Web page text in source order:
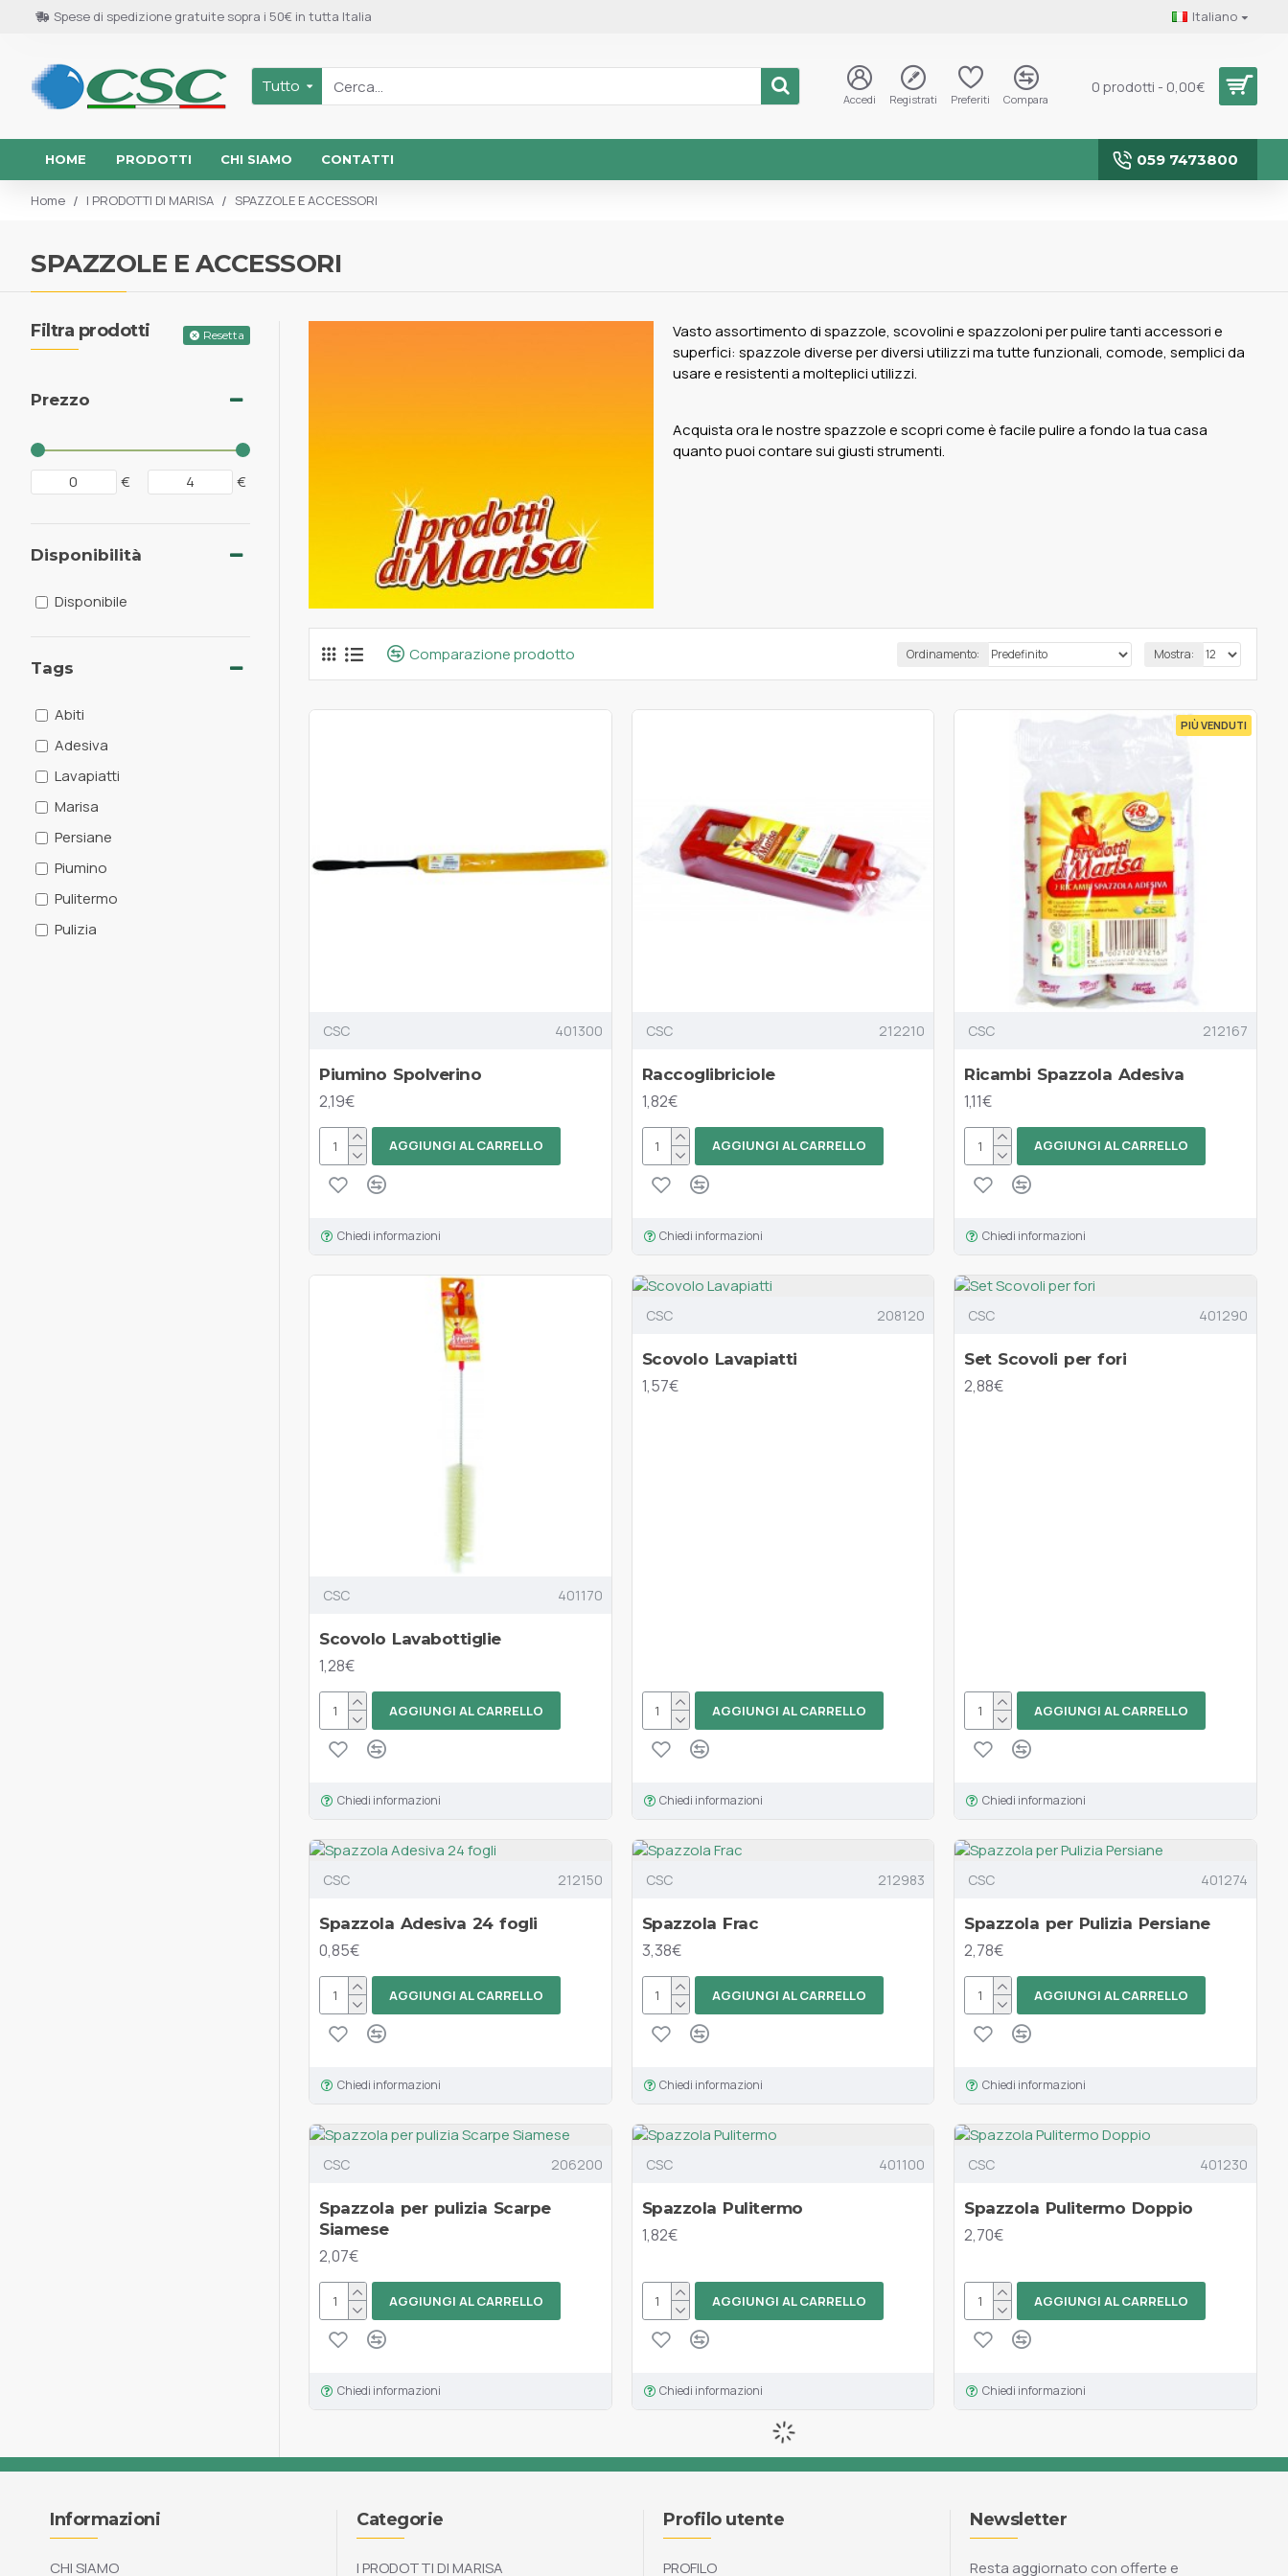
Spese di spedizione gratuite sopra i 50€ in tutta Italia Italiano
Tutto
Accedi Registrati Preferiti Compara
0 prodotti - 0,00€
HOME PRODOTTI CHI SIAMO CONTATTI 059 7473800
Home I PRODOTTI DI MARISA SPAZZOLE E ACCESSORI
SPAZZOLE E ACCESSORI
Filtra prodotti Resetta
Prezzo
€ €
Tags
Abiti
Adesiva
Lavapiatti
Marisa
Persiane
Piumino
Pulitermo
Pulizia
Disponibilità
Disponibile
Vasto assortimento di spazzole, scovolini e spazzoloni per pulire tanti accessori e
superfici: spazzole diverse per diversi utilizzi ma tutte funzionali, comode, semplici da
usare e resistenti a molteplici utilizzi.
Acquista ora le nostre spazzole e scopri come è facile pulire a fondo la tua casa
quanto puoi contare sui giusti strumenti.
Comparazione prodotto Ordinamento: Mostra:
CSC 401300
Piumino Spolverino
2,19€
AGGIUNGI AL CARRELLO
Chiedi informazioni
CSC 212210
Raccoglibriciole
1,82€
AGGIUNGI AL CARRELLO
Chiedi informazioni
PIÙ VENDUTI
CSC 212167
Ricambi Spazzola Adesiva
1,11€
AGGIUNGI AL CARRELLO
Chiedi informazioni
CSC 401170
Scovolo Lavabottiglie
1,28€
AGGIUNGI AL CARRELLO
Chiedi informazioni
CSC 208120
Scovolo Lavapiatti
1,57€
AGGIUNGI AL CARRELLO
Chiedi informazioni
CSC 401290
Set Scovoli per fori
2,88€
AGGIUNGI AL CARRELLO
Chiedi informazioni
CSC 212150
Spazzola Adesiva 24 fogli
0,85€
AGGIUNGI AL CARRELLO
Chiedi informazioni
CSC 212983
Spazzola Frac
3,38€
AGGIUNGI AL CARRELLO
Chiedi informazioni
CSC 401274
Spazzola per Pulizia Persiane
2,78€
AGGIUNGI AL CARRELLO
Chiedi informazioni
CSC 206200
Spazzola per pulizia Scarpe
Siamese
2,07€
AGGIUNGI AL CARRELLO
Chiedi informazioni
CSC 401100
Spazzola Pulitermo
1,82€
AGGIUNGI AL CARRELLO
Chiedi informazioni
CSC 401230
Spazzola Pulitermo Doppio
2,70€
AGGIUNGI AL CARRELLO
Chiedi informazioni
Informazioni
CHI SIAMO
Categorie
I PRODOTTI DI MARISA
Profilo utente
PROFILO
Newsletter
Resta aggiornato con offerte e